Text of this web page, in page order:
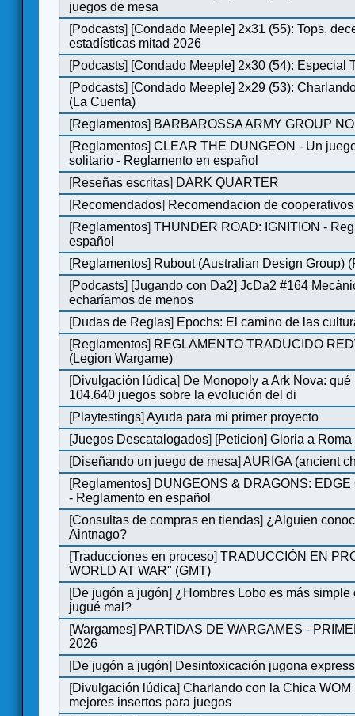
juegos de mesa
[Podcasts] [Condado Meeple] 2x31 (55): Tops,
estadísticas mitad 2026
[Podcasts] [Condado Meeple] 2x30 (54): Especial
[Podcasts] [Condado Meeple] 2x29 (53):
(La Cuenta)
[Reglamentos] BARBAROSSA ARMY GROUP
[Reglamentos]CLEAR THE DUNGEON - Un
solitario - Reglamento en español
[Reseñas escritas] DARK QUARTER
[Recomendados] Recomendacion de
[Reglamentos]THUNDER ROAD: IGNITION -
español
[Reglamentos] Rubout (Australian Design Group)
[Podcasts] [Jugando con Da2] JcDa2 #164
echaríamos de menos
[Dudas de Reglas] Epochs: El camino de las
[Reglamentos] REGLAMENTO TRADUCIDO
(Legion Wargame)
[Divulgación lúdica] De Monopoly a Ark Nova:
104.640 juegos sobre la evolución del di
[Playtestings]Ayuda para mi primer proyecto
[Juegos Descatalogados] [Peticion] Gloria a Roma
[Diseñando un juego de mesa]AURIGA (ancient
[Reglamentos] DUNGEONS & DRAGONS:
- Reglamento en español
[Consultas de compras en tiendas] ¿Alguien
Aintnago?
[Traducciones en proceso]TRADUCCIÓN EN
WORLD AT WAR" (GMT)
[De jugón a jugón] ¿Hombres Lobo es más simple
jugué mal?
[Wargames] PARTIDAS DE WARGAMES -
2026
[De jugón a jugón] Desintoxicación jugona express
[Divulgación lúdica]Charlando con la Chica WOM
mejores insertos para juegos